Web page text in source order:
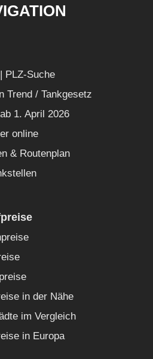
PLZ-Suche
Trend / Tankgesetz
1. April 2026
online
& Routenplan
in der Nähe
im Vergleich
in Europa